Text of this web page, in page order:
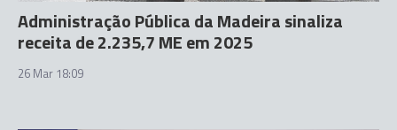
Administração Pública da Madeira sinaliza
receita de 2.235,7 ME em 2025
26 Mar 18:09